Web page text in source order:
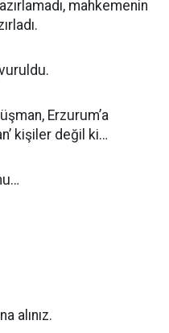
mahkemenin
Erzurum’a
kişiler değil ki…
alınız.